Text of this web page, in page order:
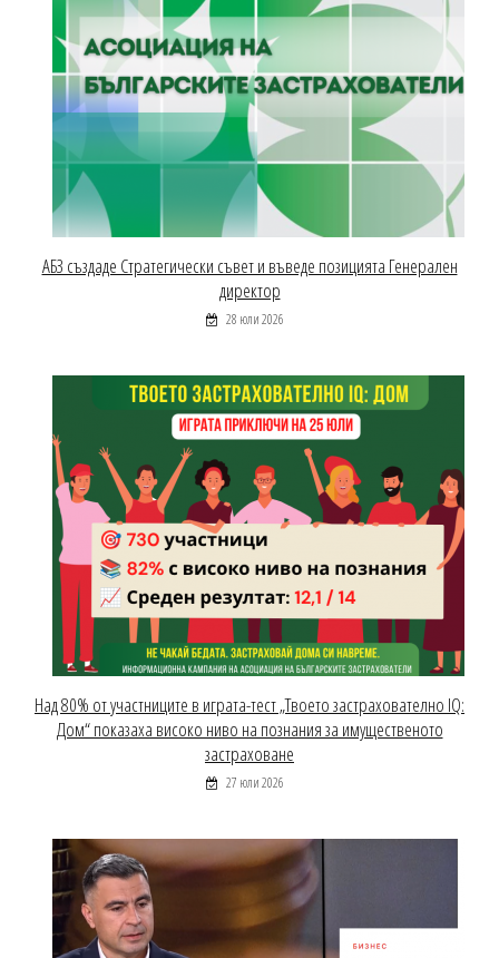
АБЗ създаде Стратегически съвет и въведе позицията Генерален
директор
28 юли 2026
Над 80% от участниците в играта-тест „Твоето застрахователно IQ:
Дом“ показаха високо ниво на познания за имущественото
застраховане
27 юли 2026